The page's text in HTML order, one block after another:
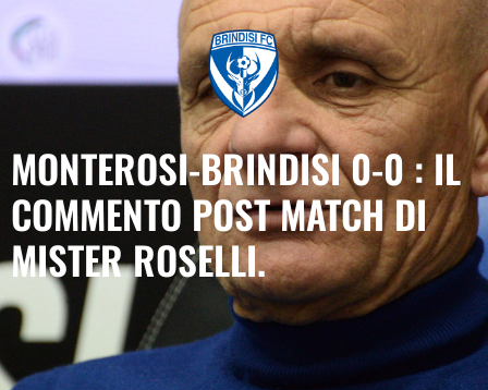
MONTEROSI-BRINDISI 0-0 : IL
COMMENTO POST MATCH DI
MISTER ROSELLI.